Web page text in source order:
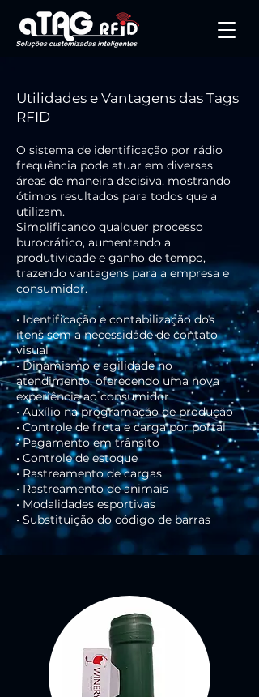
Utilidades e Vantagens das Tags
RFID
O sistema de identificação por rádio
frequência pode atuar em diversas
áreas de maneira decisiva, mostrando
ótimos resultados para todos que a
utilizam.
Simplificando qualquer processo
burocrático, aumentando a
produtividade e ganho de tempo,
trazendo vantagens para a empresa e
consumidor.
• Identificação e contabilização dos
itens sem a necessidade de contato
visual
• Dinamismo e agilidade no
atendimento, oferecendo uma nova
experiência ao consumidor
• Auxílio na programação de produção
• Controle de frota e carga por portal
• Pagamento em trânsito
• Controle de estoque
• Rastreamento de cargas
• Rastreamento de animais
• Modalidades esportivas
• Substituição do código de barras